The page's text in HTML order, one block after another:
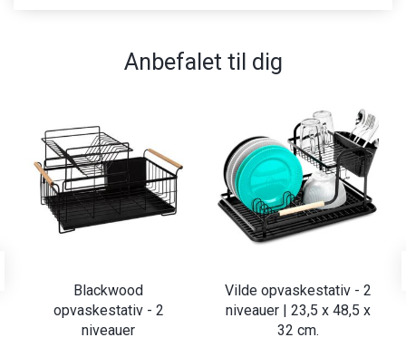
Anbefalet til dig
Blackwood
opvaskestativ - 2
niveauer
Vilde opvaskestativ - 2
niveauer | 23,5 x 48,5 x
32 cm.